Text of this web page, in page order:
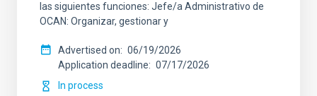
las siguientes funciones: Jefe/a Administrativo de
OCAN: Organizar, gestionar y
Advertised on
06/19/2026
Application deadline
07/17/2026
In process